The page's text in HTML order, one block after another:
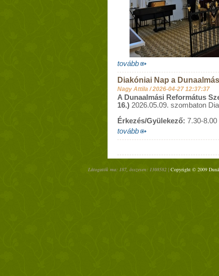
tovább
Diakóniai Nap a
Nagy Attila /2026-04-27 12:37:37
A Dunaalmási Református
16.) 2026.05.09. szombaton
Érkezés/Gyülekező: 7.30-8.00
tovább
Látogatók ma: 187, összesen: 1308582 | Copyright © 2009